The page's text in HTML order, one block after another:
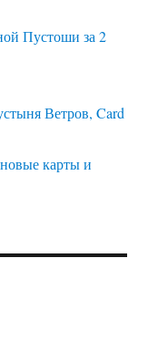
Пустоши за 2
Ветров, Card
карты и